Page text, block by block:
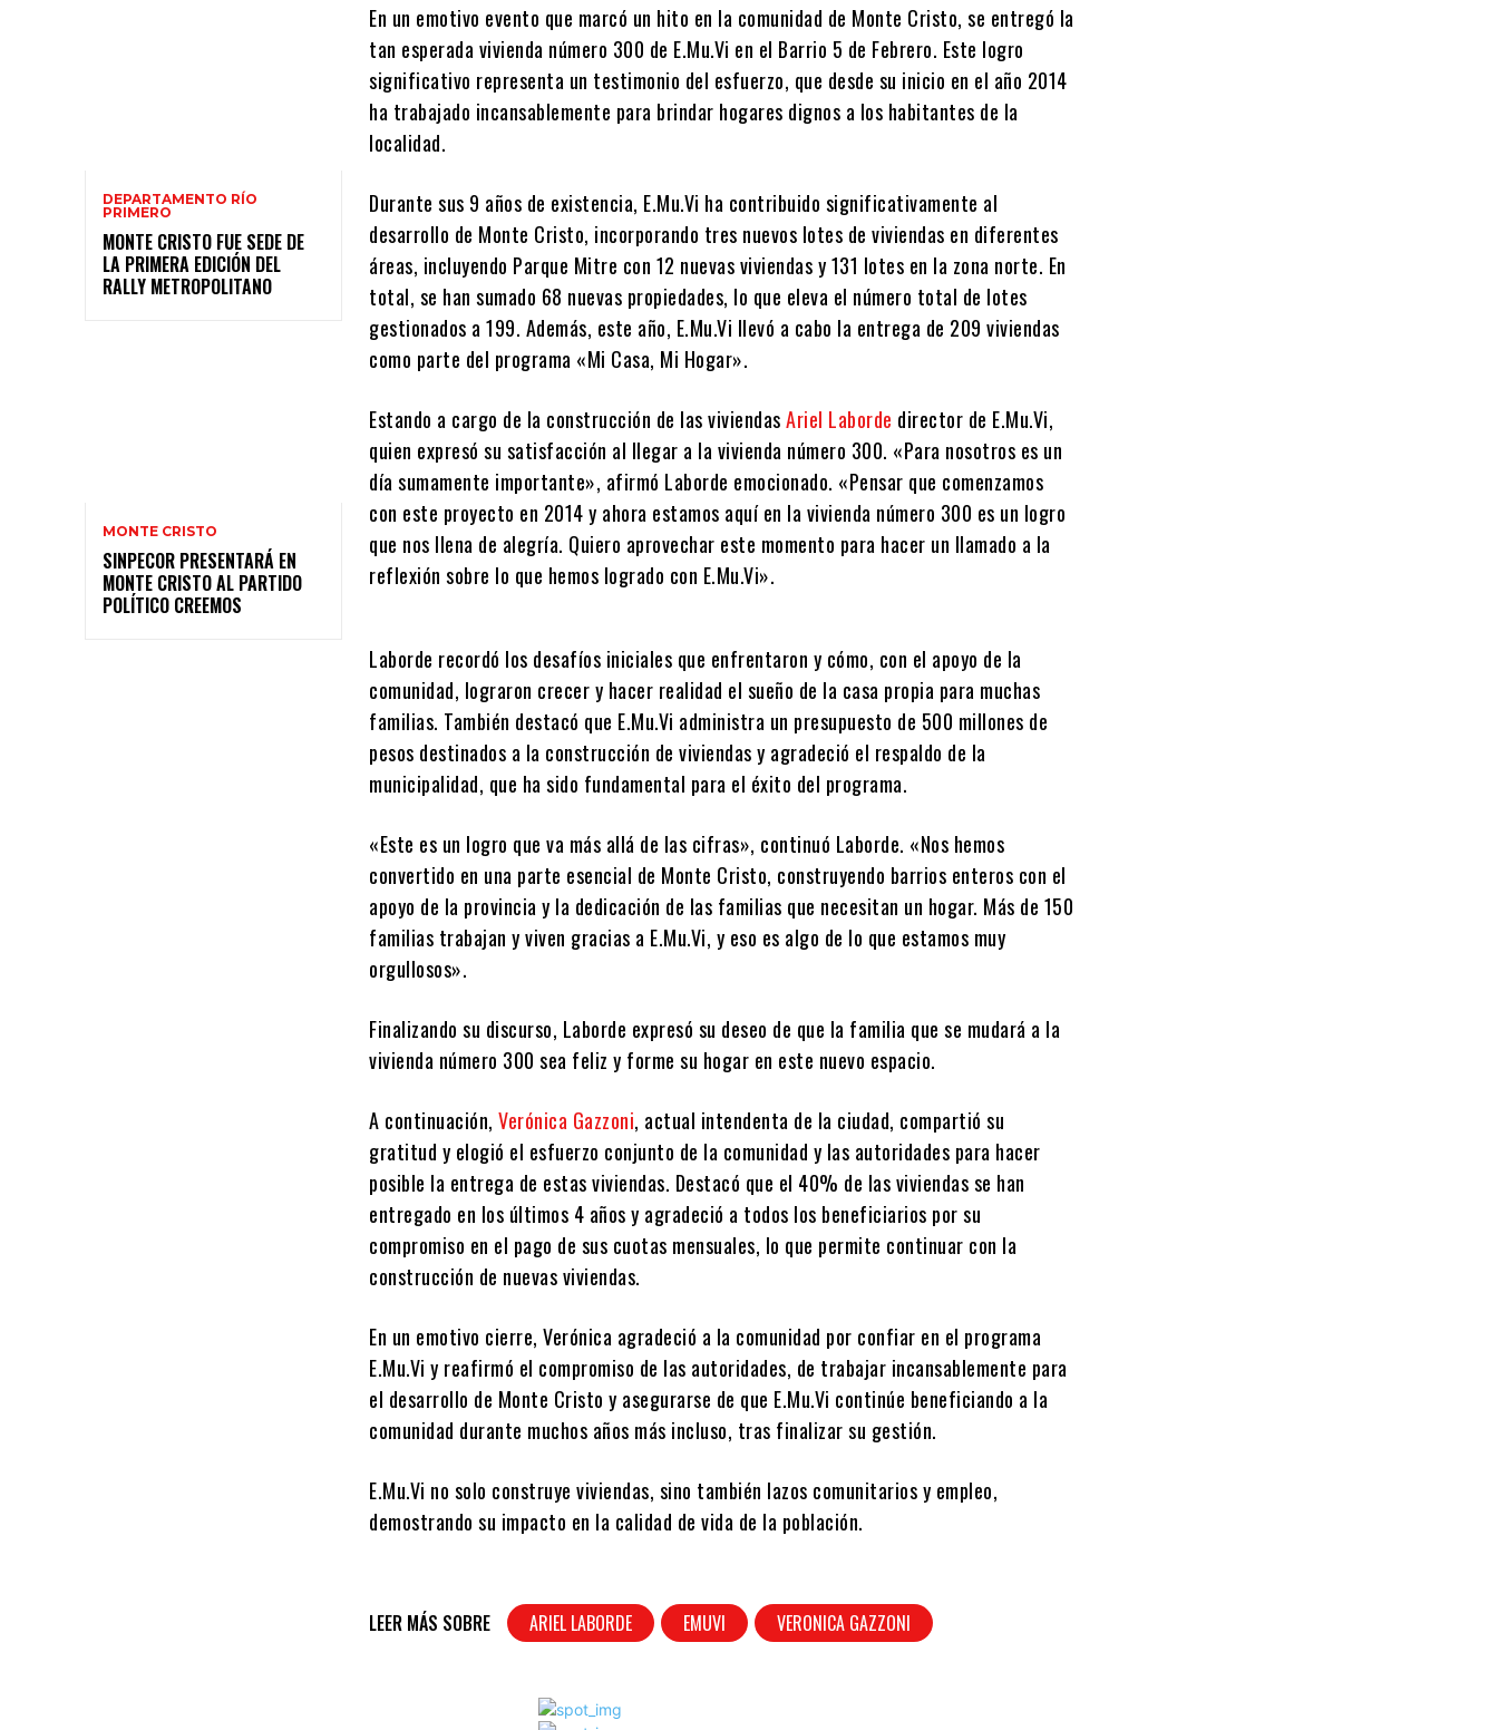
DEPARTAMENTO RÍO
PRIMERO
MONTE CRISTO FUE SEDE DE
LA PRIMERA EDICIÓN DEL
RALLY METROPOLITANO
MONTE CRISTO
SINPECOR PRESENTARÁ EN
MONTE CRISTO AL PARTIDO
POLÍTICO CREEMOS
En un emotivo evento que marcó un hito en la comunidad de Monte Cristo, se entregó la
tan esperada vivienda número 300 de E.Mu.Vi en el Barrio 5 de Febrero. Este logro
significativo representa un testimonio del esfuerzo, que desde su inicio en el año 2014
ha trabajado incansablemente para brindar hogares dignos a los habitantes de la
localidad.
Durante sus 9 años de existencia, E.Mu.Vi ha contribuido significativamente al
desarrollo de Monte Cristo, incorporando tres nuevos lotes de viviendas en diferentes
áreas, incluyendo Parque Mitre con 12 nuevas viviendas y 131 lotes en la zona norte. En
total, se han sumado 68 nuevas propiedades, lo que eleva el número total de lotes
gestionados a 199. Además, este año, E.Mu.Vi llevó a cabo la entrega de 209 viviendas
como parte del programa «Mi Casa, Mi Hogar».
Estando a cargo de la construcción de las viviendasAriel Laborde director de E.Mu.Vi,
quien expresó su satisfacción al llegar a la vivienda número 300. «Para nosotros es un
día sumamente importante», afirmó Laborde emocionado. «Pensar que comenzamos
con este proyecto en 2014 y ahora estamos aquí en la vivienda número 300 es un logro
que nos llena de alegría. Quiero aprovechar este momento para hacer un llamado a la
reflexión sobre lo que hemos logrado con E.Mu.Vi».
Laborde recordó los desafíos iniciales que enfrentaron y cómo, con el apoyo de la
comunidad, lograron crecer y hacer realidad el sueño de la casa propia para muchas
familias. También destacó que E.Mu.Vi administra un presupuesto de 500 millones de
pesos destinados a la construcción de viviendas y agradeció el respaldo de la
municipalidad, que ha sido fundamental para el éxito del programa.
«Este es un logro que va más allá de las cifras», continuó Laborde. «Nos hemos
convertido en una parte esencial de Monte Cristo, construyendo barrios enteros con el
apoyo de la provincia y la dedicación de las familias que necesitan un hogar. Más de 150
familias trabajan y viven gracias a E.Mu.Vi, y eso es algo de lo que estamos muy
orgullosos».
Finalizando su discurso, Laborde expresó su deseo de que la familia que se mudará a la
vivienda número 300 sea feliz y forme su hogar en este nuevo espacio.
A continuación,Verónica Gazzoni, actual intendenta de la ciudad, compartió su
gratitud y elogió el esfuerzo conjunto de la comunidad y las autoridades para hacer
posible la entrega de estas viviendas. Destacó que el 40% de las viviendas se han
entregado en los últimos 4 años y agradeció a todos los beneficiarios por su
compromiso en el pago de sus cuotas mensuales, lo que permite continuar con la
construcción de nuevas viviendas.
En un emotivo cierre, Verónica agradeció a la comunidad por confiar en el programa
E.Mu.Vi y reafirmó el compromiso de las autoridades, de trabajar incansablemente para
el desarrollo de Monte Cristo y asegurarse de que E.Mu.Vi continúe beneficiando a la
comunidad durante muchos años más incluso, tras finalizar su gestión.
E.Mu.Vi no solo construye viviendas, sino también lazos comunitarios y empleo,
demostrando su impacto en la calidad de vida de la población.
LEER MÁS SOBRE ARIEL LABORDE EMUVI VERONICA GAZZONI